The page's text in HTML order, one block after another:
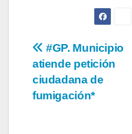
Navegación
de
entradas
#GP. Municipio
atiende petición
ciudadana de
fumigación*